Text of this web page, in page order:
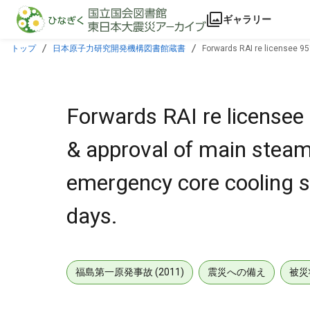
本文に飛ぶ
ギャラリー
トップ 日本原子力研究開発機構図書館蔵書
Forwards RAI re licensee
Forwards RAI re
& approval of main
emergency core cooling
days.
福島第一原発事故 (2011) 震災への備え 被災